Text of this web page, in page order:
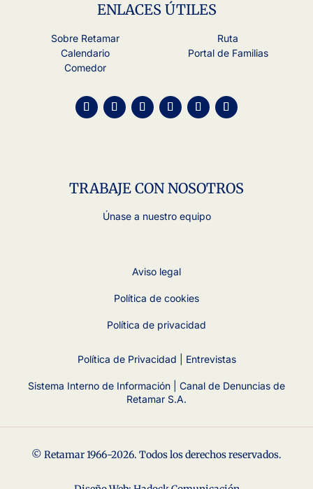
ENLACES ÚTILES
Sobre Retamar
Calendario
Comedor
Ruta
Portal de Familias
TRABAJE CON NOSOTROS
Únase a nuestro equipo
Aviso legal
Política de cookies
Política de privacidad
Política de Privacidad | Entrevistas
Sistema Interno de Información | Canal de Denuncias de
Retamar S.A.
© Retamar 1966-2026. Todos los derechos reservados.